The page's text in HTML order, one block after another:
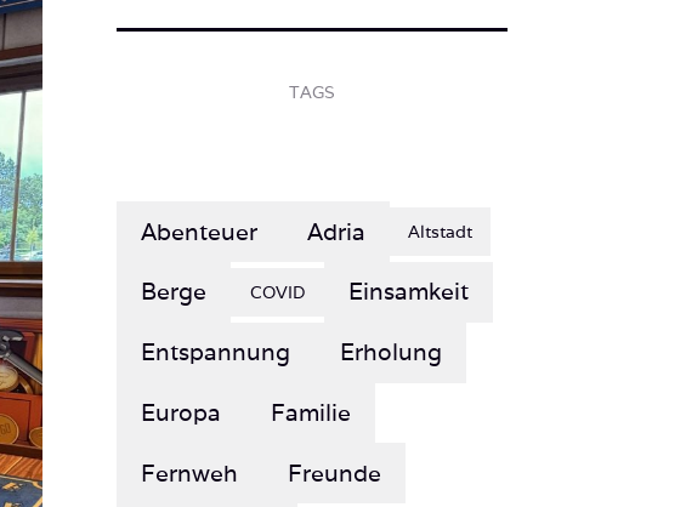
Berge Einsamkeit
Entspannung Erholung
Europa Familie
Fernweh Freunde
gutes Essen